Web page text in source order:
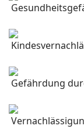
Gefährdung